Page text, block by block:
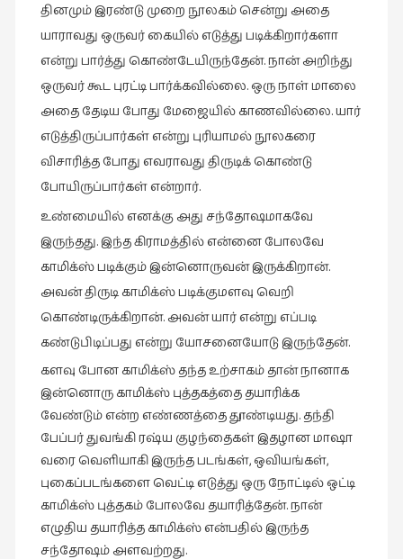
சிறிய
உண்மைகள்
சிறுகதை
சினிமா
பார்வைகள்
கொண்டவர்கள்
எழுத்து
நாடகம்
நாவல்கள்
நாவல்கள்
தினமும் இரண்டு முறை நூலகம் சென்று அதை
யாராவது ஒருவர் கையில் எடுத்து படிக்கிறார்களா
என்று பார்த்து கொண்டேயிருந்தேன். நான் அறிந்து
ஒருவர் கூட புரட்டி பார்க்கவில்லை. ஒரு நாள் மாலை
அதை தேடிய போது மேஜையில் காணவில்லை. யார்
எடுத்திருப்பார்கள் என்று புரியாமல் நூலகரை
விசாரித்த போது எவராவது திருடிக் கொண்டு
போயிருப்பார்கள் என்றார்.
உண்மையில் எனக்கு அது சந்தோஷமாகவே
இருந்தது. இந்த கிராமத்தில் என்னை போலவே
காமிக்ஸ் படிக்கும் இன்னொருவன் இருக்கிறான்.
அவன் திருடி காமிக்ஸ் படிக்குமளவு வெறி
கொண்டிருக்கிறான். அவன் யார் என்று எப்படி
கண்டுபிடிப்பது என்று யோசனையோடு இருந்தேன்.
களவு போன காமிக்ஸ் தந்த உற்சாகம் தான் நானாக
இன்னொரு காமிக்ஸ் புத்தகத்தை தயாரிக்க
வேண்டும் என்ற எண்ணத்தை தூண்டியது. தந்தி
பேப்பர் துவங்கி ரஷ்ய குழந்தைகள் இதழான மாஷா
வரை வெளியாகி இருந்த படங்கள், ஒவியங்கள்,
புகைப்படங்களை வெட்டி எடுத்து ஒரு நோட்டில் ஒட்டி
காமிக்ஸ் புத்தகம் போலவே தயாரித்தேன். நான்
எழுதிய தயாரித்த காமிக்ஸ் என்பதில் இருந்த
சந்தோஷம் அளவற்றது.